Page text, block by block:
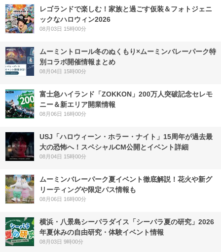
レゴランドで楽しむ！家族と過ごす仮装＆フォトジェニ
ックなハロウィン2026
08月03日 15時00分
ムーミントロール冬のぬくもり×ムーミンバレーパーク特
別コラボ開催情報まとめ
08月04日 15時00分
富士急ハイランド「ZOKKON」200万人突破記念セレモ
ニー＆新エリア開業情報
08月06日 16時00分
USJ「ハロウィーン・ホラー・ナイト」15周年が過去最
大の恐怖へ！スペシャルCM公開とイベント詳細
08月04日 15時00分
ムーミンバレーパーク夏イベント徹底解説！花火や新グ
リーティングや限定パス情報も
08月06日 16時00分
横浜・八景島シーパラダイス「シーパラ夏の研究」2026
年夏休みの自由研究・体験イベント情報
08月03日 9時00分